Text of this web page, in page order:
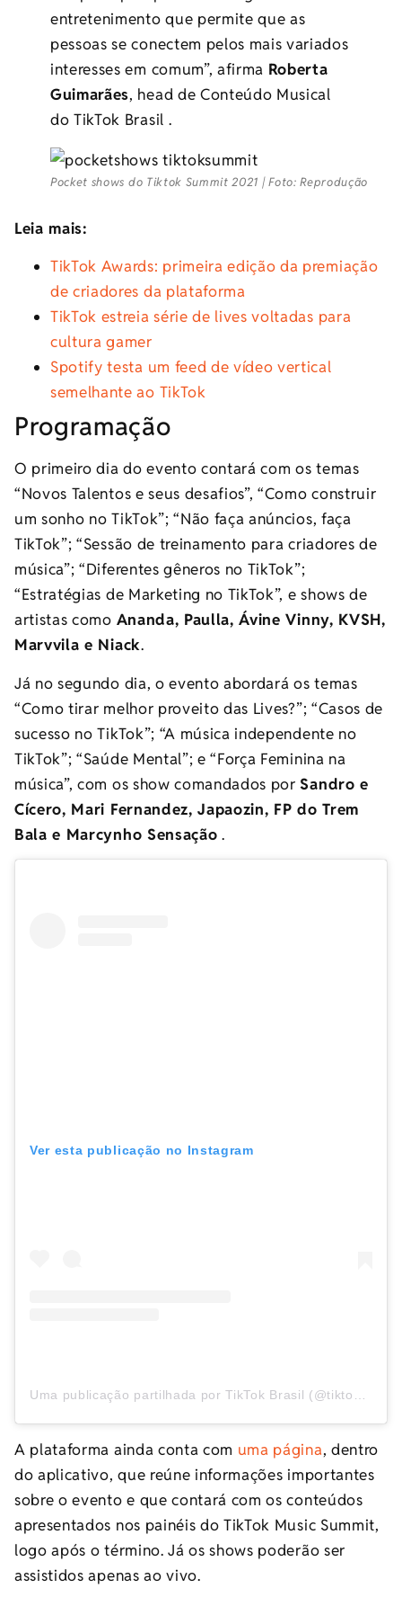
entretenimento que permite que as
pessoas se conectem pelos mais variados
interesses em comum”, afirma Roberta
Guimarães, head de Conteúdo Musical
do TikTok Brasil .
Pocket shows do Tiktok Summit 2021 | Foto: Reprodução
Leia mais:
TikTok Awards: primeira edição da premiação
de criadores da plataforma
TikTok estreia série de lives voltadas para
cultura gamer
Spotify testa um feed de vídeo vertical
semelhante ao TikTok
Programação
O primeiro dia do evento contará com os temas
“Novos Talentos e seus desafios”, “Como construir
um sonho no TikTok”; “Não faça anúncios, faça
TikTok”; “Sessão de treinamento para criadores de
música”; “Diferentes gêneros no TikTok”;
“Estratégias de Marketing no TikTok”, e shows de
artistas como Ananda, Paulla, Ávine Vinny, KVSH,
Marvvila e Niack.
Já no segundo dia, o evento abordará os temas
“Como tirar melhor proveito das Lives?”; “Casos de
sucesso no TikTok”; “A música independente no
TikTok”; “Saúde Mental”; e “Força Feminina na
música”, com os show comandados porSandro e
Cícero, Mari Fernandez, Japaozin, FP do Trem
Bala e Marcynho Sensação .
Ver esta publicação no Instagram
A plataforma ainda conta com uma página, dentro
do aplicativo, que reúne informações importantes
sobre o evento e que contará com os conteúdos
apresentados nos painéis do TikTok Music Summit,
logo após o término. Já os shows poderão ser
assistidos apenas ao vivo.